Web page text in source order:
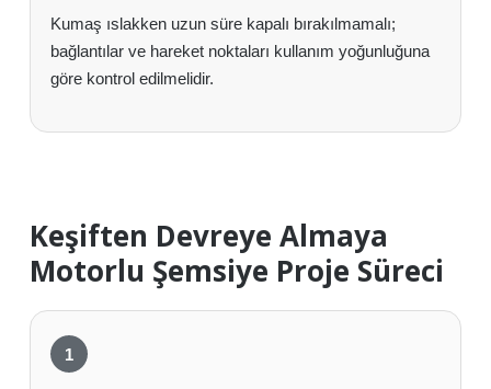
Kumaş ıslakken uzun süre kapalı bırakılmamalı;
bağlantılar ve hareket noktaları kullanım yoğunluğuna
göre kontrol edilmelidir.
Keşiften Devreye Almaya
Motorlu Şemsiye Proje Süreci